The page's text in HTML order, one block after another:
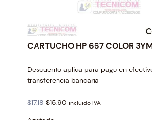
CARTUCHO HP 667 COLOR
Descuento aplica para pago en
transferencia bancaria
$17.18 O
$15.90 Cincluido IVA